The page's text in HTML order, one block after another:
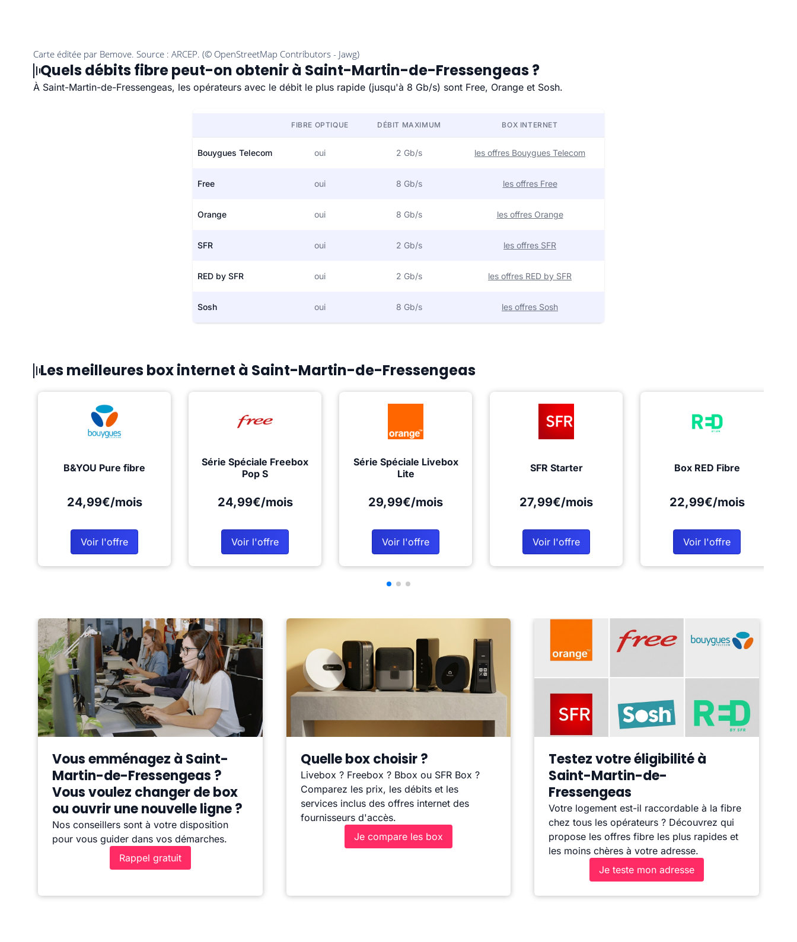
Quels débits fibre peut-on obtenir à Saint-Martin-de-Fressengeas ?
À Saint-Martin-de-Fressengeas, les opérateurs avec le débit le plus rapide (jusqu'à 8 Gb/s) sont Free, Orange et Sosh.
FIBRE OPTIQUE DÉBIT MAXIMUM BOX INTERNET
Bouygues Telecom oui 2 Gb/s les offres Bouygues Telecom
Free oui 8 Gb/s les offres Free
Orange oui 8 Gb/s les offres Orange
SFR oui 2 Gb/s les offres SFR
RED by SFR oui 2 Gb/s les offres RED by SFR
Sosh oui 8 Gb/s les offres Sosh
Les meilleures box internet à Saint-Martin-de-Fressengeas
B&YOU Pure fibre
24,99€/mois
Voir l'offre
Série Spéciale Freebox
Pop S
24,99€/mois
Voir l'offre
Série Spéciale Livebox
Lite
29,99€/mois
Voir l'offre
SFR Starter
27,99€/mois
Voir l'offre
Box RED Fibre
22,99€/mois
Voir l'offre
Vous emménagez à Saint-
Martin-de-Fressengeas ?
Vous voulez changer de box
ou ouvrir une nouvelle ligne ?
Nos conseillers sont à votre disposition
pour vous guider dans vos démarches.
Rappel gratuit
Quelle box choisir ?
Livebox ? Freebox ? Bbox ou SFR Box ?
Comparez les prix, les débits et les
services inclus des offres internet des
fournisseurs d'accès.
Je compare les box
Testez votre éligibilité à
Saint-Martin-de-
Fressengeas
Votre logement est-il raccordable à la fibre
chez tous les opérateurs ? Découvrez qui
propose les offres fibre les plus rapides et
les moins chères à votre adresse.
Je teste mon adresse